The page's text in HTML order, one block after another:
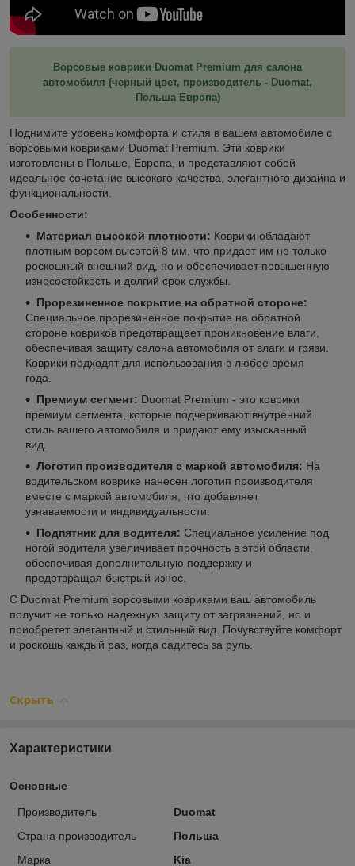
Ворсовые коврики Duomat Premium для салона
автомобиля (черный цвет, производитель - Duomat,
Польша Европа)
Поднимите уровень комфорта и стиля в вашем автомобиле с
ворсовыми ковриками Duomat Premium. Эти коврики
изготовлены в Польше, Европа, и представляют собой
идеальное сочетание высокого качества, элегантного дизайна и
функциональности.
Особенности:
Материал высокой плотности: Коврики обладают
плотным ворсом высотой 8 мм, что придает им не только
роскошный внешний вид, но и обеспечивает повышенную
износостойкость и долгий срок службы.
Прорезиненное покрытие на обратной стороне:
Специальное прорезиненное покрытие на обратной
стороне ковриков предотвращает проникновение влаги,
обеспечивая защиту салона автомобиля от влаги и грязи.
Коврики подходят для использования в любое время
года.
Премиум сегмент: Duomat Premium - это коврики
премиум сегмента, которые подчеркивают внутренний
стиль вашего автомобиля и придают ему изысканный
вид.
Логотип производителя с маркой автомобиля: На
водительском коврике нанесен логотип производителя
вместе с маркой автомобиля, что добавляет
узнаваемости и индивидуальности.
Подпятник для водителя: Специальное усиление под
ногой водителя увеличивает прочность в этой области,
обеспечивая дополнительную поддержку и
предотвращая быстрый износ.
С Duomat Premium ворсовыми ковриками ваш автомобиль
получит не только надежную защиту от загрязнений, но и
приобретет элегантный и стильный вид. Почувствуйте комфорт
и роскошь каждый раз, когда садитесь за руль.
Скрыть
Характеристики
Основные
Производитель
Duomat
Страна производитель
Польша
Марка
Kia